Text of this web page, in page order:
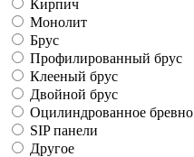
Кирпич
Монолит
Брус
Профилированный брус
Клееный брус
Двойной брус
Оцилиндрованное бревно
SIP панели
Другое